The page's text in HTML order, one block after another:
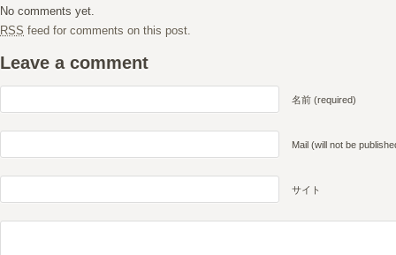
No comments yet.
RSS feed for comments on this post.
Leave a comment
名前 (required)
Mail (will not be
サイト